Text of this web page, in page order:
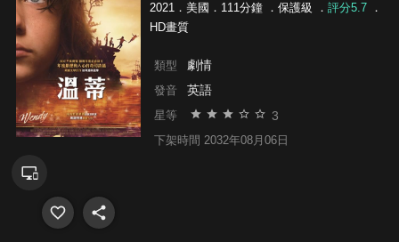
2021．美國．111分鐘 ． 保護級 ． 評分5.7．
HD畫質
類型 劇情
發音 英語
星等 3
下架時間 2032年08月06日